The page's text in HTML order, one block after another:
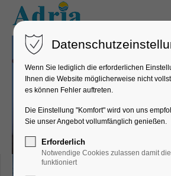
Wenn Sie lediglich die erforderlichen
Ihnen die Website möglicherweise nicht
es können Fehler auftreten.
Die Einstellung "Komfort" wird von uns
Sie unser Angebot vollumfänglich genießen.
Erforderlich
Notwendige Cookies zulassen damit
funktioniert